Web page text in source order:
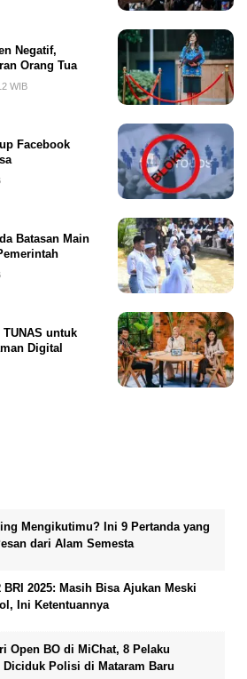
Negatif,
Orang Tua
WIB
Facebook
Batasan Main
untuk
Digital
Mengikutimu? Ini 9 Pertanda yang
dari Alam Semesta
BRI 2025: Masih Bisa Ajukan Meski
Ini Ketentuannya
Open BO di MiChat, 8 Pelaku
Diciduk Polisi di Mataram Baru